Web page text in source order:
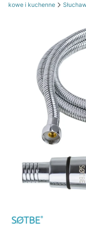
i kuchenne